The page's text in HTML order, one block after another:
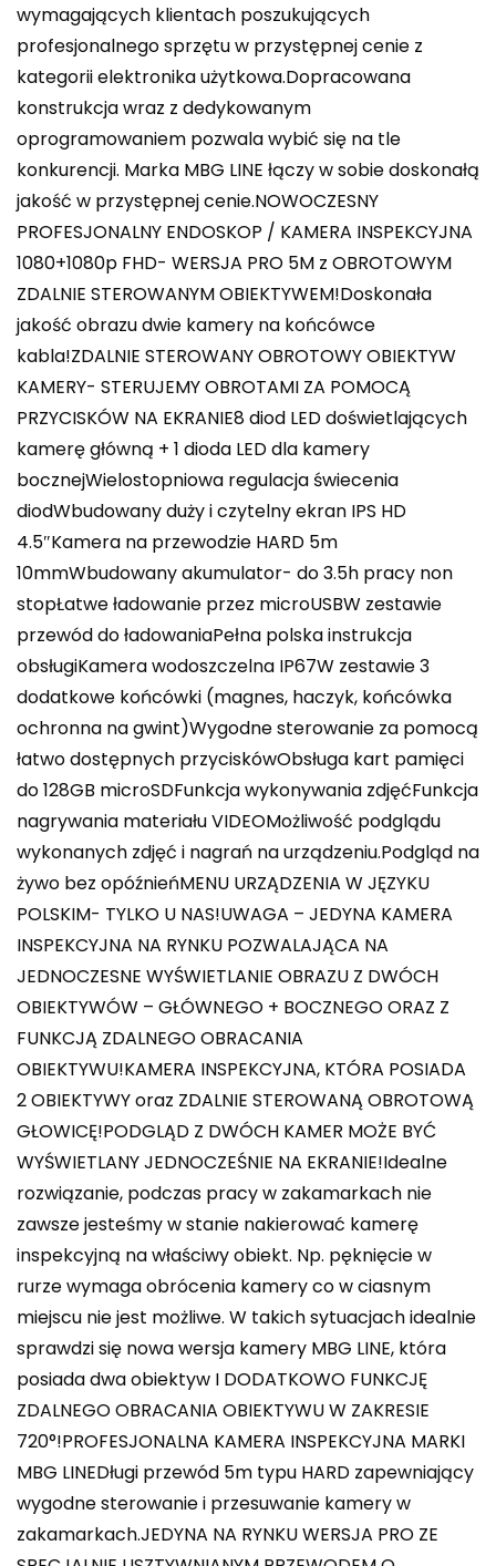
wymagających klientach poszukujących
profesjonalnego sprzętu w przystępnej cenie z
kategorii elektronika użytkowa.Dopracowana
konstrukcja wraz z dedykowanym
oprogramowaniem pozwala wybić się na tle
konkurencji. Marka MBG LINE łączy w sobie doskonałą
jakość w przystępnej cenie.NOWOCZESNY
PROFESJONALNY ENDOSKOP / KAMERA INSPEKCYJNA
1080+1080p FHD- WERSJA PRO 5M z OBROTOWYM
ZDALNIE STEROWANYM OBIEKTYWEM!Doskonała
jakość obrazu dwie kamery na końcówce
kabla!ZDALNIE STEROWANY OBROTOWY OBIEKTYW
KAMERY- STERUJEMY OBROTAMI ZA POMOCĄ
PRZYCISKÓW NA EKRANIE8 diod LED doświetlających
kamerę główną + 1 dioda LED dla kamery
bocznejWielostopniowa regulacja świecenia
diodWbudowany duży i czytelny ekran IPS HD
4.5″Kamera na przewodzie HARD 5m
10mmWbudowany akumulator- do 3.5h pracy non
stopŁatwe ładowanie przez microUSBW zestawie
przewód do ładowaniaPełna polska instrukcja
obsługiKamera wodoszczelna IP67W zestawie 3
dodatkowe końcówki (magnes, haczyk, końcówka
ochronna na gwint)Wygodne sterowanie za pomocą
łatwo dostępnych przyciskówObsługa kart pamięci
do 128GB microSDFunkcja wykonywania zdjęćFunkcja
nagrywania materiału VIDEOMożliwość podglądu
wykonanych zdjęć i nagrań na urządzeniu.Podgląd na
żywo bez opóźnieńMENU URZĄDZENIA W JĘZYKU
POLSKIM- TYLKO U NAS!UWAGA – JEDYNA KAMERA
INSPEKCYJNA NA RYNKU POZWALAJĄCA NA
JEDNOCZESNE WYŚWIETLANIE OBRAZU Z DWÓCH
OBIEKTYWÓW – GŁÓWNEGO + BOCZNEGO ORAZ Z
FUNKCJĄ ZDALNEGO OBRACANIA
OBIEKTYWU!KAMERA INSPEKCYJNA, KTÓRA POSIADA
2 OBIEKTYWY oraz ZDALNIE STEROWANĄ OBROTOWĄ
GŁOWICĘ!PODGLĄD Z DWÓCH KAMER MOŻE BYĆ
WYŚWIETLANY JEDNOCZEŚNIE NA EKRANIE!Idealne
rozwiązanie, podczas pracy w zakamarkach nie
zawsze jesteśmy w stanie nakierować kamerę
inspekcyjną na właściwy obiekt. Np. pęknięcie w
rurze wymaga obrócenia kamery co w ciasnym
miejscu nie jest możliwe. W takich sytuacjach idealnie
sprawdzi się nowa wersja kamery MBG LINE, która
posiada dwa obiektyw I DODATKOWO FUNKCJĘ
ZDALNEGO OBRACANIA OBIEKTYWU W ZAKRESIE
720°!PROFESJONALNA KAMERA INSPEKCYJNA MARKI
MBG LINEDługi przewód 5m typu HARD zapewniający
wygodne sterowanie i przesuwanie kamery w
zakamarkach.JEDYNA NA RYNKU WERSJA PRO ZE